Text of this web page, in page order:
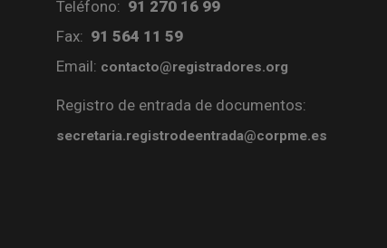
Teléfono: 91 270 16 99
Fax: 91 564 11 59
Email: contacto@registradores.org
Registro de entrada de documentos:
secretaria.registrodeentrada@corpme.es